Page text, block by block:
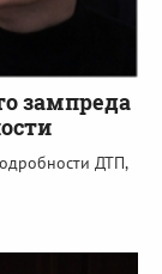
зампреда
ДТП,